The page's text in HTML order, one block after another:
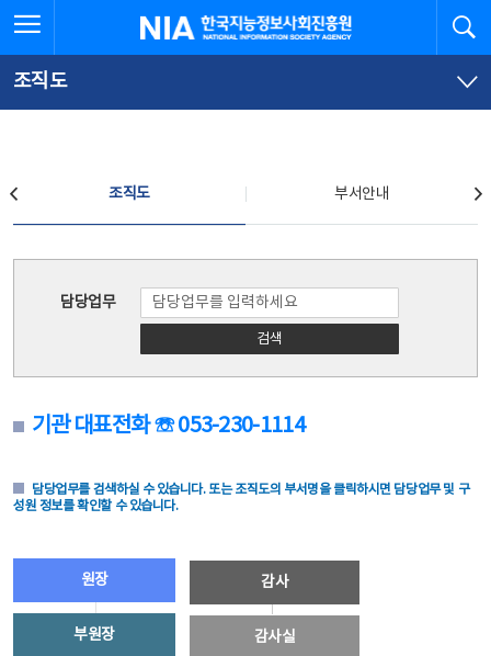
문
로
가
체
뉴
바
가
한국지능정보사회진흥원
조직도
조직도 부서안내
담당업무
검색
기관 대표전화 ☏ 053-230-1114
담당업무를 검색하실 수 있습니다. 또는 조직도의 부서명을 클릭하시면 담당업무 및 구
성원 정보를 확인할 수 있습니다.
원장
부원장
감사
감사실